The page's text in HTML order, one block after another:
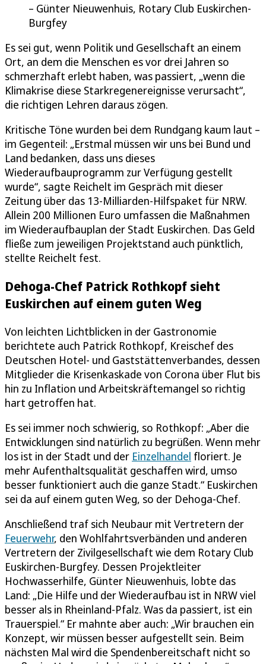
Günter Nieuwenhuis, Rotary Club Euskirchen-
Burgfey
Es sei gut, wenn Politik und Gesellschaft an einem
Ort, an dem die Menschen es vor drei Jahren so
schmerzhaft erlebt haben, was passiert, „wenn die
Klimakrise diese Starkregenereignisse verursacht“,
die richtigen Lehren daraus zögen.
Kritische Töne wurden bei dem Rundgang kaum laut –
im Gegenteil: „Erstmal müssen wir uns bei Bund und
Land bedanken, dass uns dieses
Wiederaufbauprogramm zur Verfügung gestellt
wurde“, sagte Reichelt im Gespräch mit dieser
Zeitung über das 13-Milliarden-Hilfspaket für NRW.
Allein 200 Millionen Euro umfassen die Maßnahmen
im Wiederaufbauplan der Stadt Euskirchen. Das Geld
fließe zum jeweiligen Projektstand auch pünktlich,
stellte Reichelt fest.
Dehoga-Chef Patrick Rothkopf sieht
Euskirchen auf einem guten Weg
Von leichten Lichtblicken in der Gastronomie
berichtete auch Patrick Rothkopf, Kreischef des
Deutschen Hotel- und Gaststättenverbandes, dessen
Mitglieder die Krisenkaskade von Corona über Flut bis
hin zu Inflation und Arbeitskräftemangel so richtig
hart getroffen hat.
Es sei immer noch schwierig, so Rothkopf: „Aber die
Entwicklungen sind natürlich zu begrüßen. Wenn mehr
los ist in der Stadt und der Einzelhandel floriert. Je
mehr Aufenthaltsqualität geschaffen wird, umso
besser funktioniert auch die ganze Stadt.“ Euskirchen
sei da auf einem guten Weg, so der Dehoga-Chef.
Anschließend traf sich Neubaur mit Vertretern der
Feuerwehr, den Wohlfahrtsverbänden und anderen
Vertretern der Zivilgesellschaft wie dem Rotary Club
Euskirchen-Burgfey. Dessen Projektleiter
Hochwasserhilfe, Günter Nieuwenhuis, lobte das
Land: „Die Hilfe und der Wiederaufbau ist in NRW viel
besser als in Rheinland-Pfalz. Was da passiert, ist ein
Trauerspiel.“ Er mahnte aber auch: „Wir brauchen ein
Konzept, wir müssen besser aufgestellt sein. Beim
nächsten Mal wird die Spendenbereitschaft nicht so